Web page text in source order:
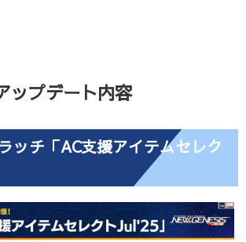
ップデート内容
ッチ「AC支援アイテムセレク